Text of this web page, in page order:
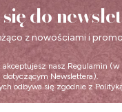
do
z nowościami i
akceptujesz nasz Regulamin (w
dotyczącym Newslettera).
odbywa się zgodnie z